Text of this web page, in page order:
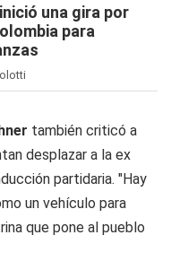
una gira por
para
también criticó a
desplazar a la ex
partidaria. "Hay
un vehículo para
que pone al pueblo